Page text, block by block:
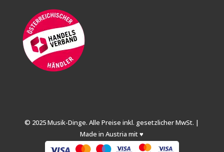
© 2025 Musik-Dinge. Alle Preise inkl. gesetzlicher MwSt. |
Made in Austria mit ♥